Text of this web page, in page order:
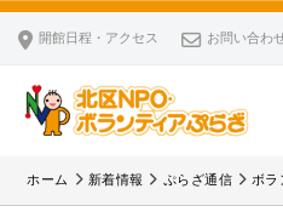
コ
ス
開館日程・アクセス お問い合わ
区
北
ホーム 新着情報 ぷらざ通信 ボラ
区
N
O
・
ラ